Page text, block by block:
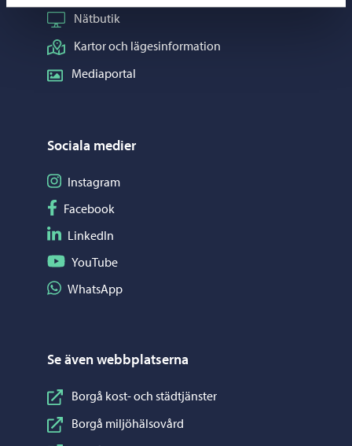
Nätbutik
Kartor och lägesinformation
Mediaportal
Sociala medier
Följ på Instagram
Instagram
Följ på Facebook
Facebook
Följ på LinkedIn
LinkedIn
Följ på YouTube
YouTube
Dela på WhatsApp
WhatsApp
Se även webbplatserna
Borgå kost- och städtjänster
Borgå miljöhälsovård